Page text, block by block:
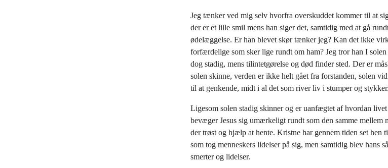
Jeg tænker ved mig selv hvorfra overskuddet kommer til at
der er et lille smil mens han siger det, samtidig med at gå
ødelæggelse. Er han blevet skør tænker jeg? Kan det ikke
forfærdelige som sker lige rundt om ham? Jeg tror han I
dog stadig, mens tilintetgørelse og død finder sted. Der er
solen skinne, verden er ikke helt gået fra forstanden, solen
til at genkende, midt i al det som river liv i stumper og stykker.
Ligesom solen stadig skinner og er uanfægtet af hvordan livet
bevæger Jesus sig umærkeligt rundt som den samme mellem
der trøst og hjælp at hente. Kristne har gennem tiden set hen
som tog menneskers lidelser på sig, men samtidig blev hans
smerter og lidelser.